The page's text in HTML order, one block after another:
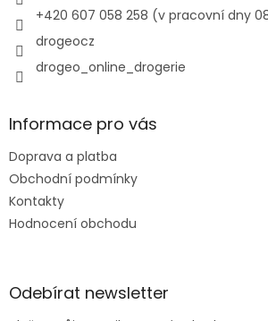
k
+420 607 058 258 (v pracovní dny
drogeocz
drogeo_online_drogerie
Informace pro vás
Doprava a platba
Obchodní podmínky
Kontakty
Hodnocení obchodu
Odebírat newsletter